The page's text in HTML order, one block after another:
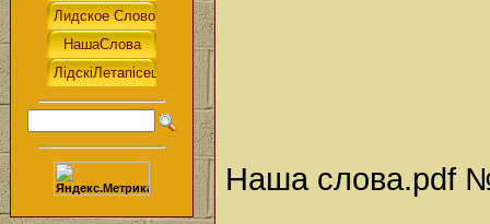
Наша слова.pdf №